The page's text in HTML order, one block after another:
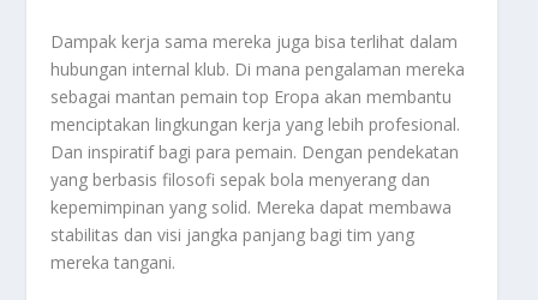
Dampak kerja sama mereka juga bisa terlihat dalam
hubungan internal klub. Di mana pengalaman mereka
sebagai mantan pemain top Eropa akan membantu
menciptakan lingkungan kerja yang lebih profesional.
Dan inspiratif bagi para pemain. Dengan pendekatan
yang berbasis filosofi sepak bola menyerang dan
kepemimpinan yang solid. Mereka dapat membawa
stabilitas dan visi jangka panjang bagi tim yang
mereka tangani.